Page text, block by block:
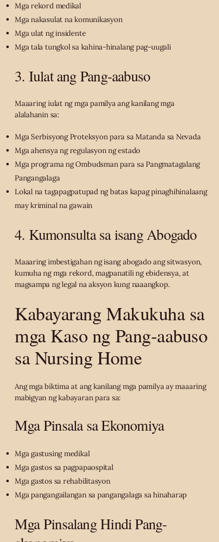
Mga rekord medikal
Mga nakasulat na komunikasyon
Mga ulat ng insidente
Mga tala tungkol sa kahina-hinalang pag-uugali
3. Iulat ang Pang-aabuso
Maaaring iulat ng mga pamilya ang kanilang mga
alalahanin sa:
Mga Serbisyong Proteksyon para sa Matanda sa Nevada
Mga ahensya ng regulasyon ng estado
Mga programa ng Ombudsman para sa Pangmatagalang
Pangangalaga
Lokal na tagapagpatupad ng batas kapag pinaghihinalaang
may kriminal na gawain
4. Kumonsulta sa isang Abogado
Maaaring imbestigahan ng isang abogado ang sitwasyon,
kumuha ng mga rekord, magpanatili ng ebidensya, at
magsampa ng legal na aksyon kung naaangkop.
Kabayarang Makukuha sa
mga Kaso ng Pang-aabuso
sa Nursing Home
Ang mga biktima at ang kanilang mga pamilya ay maaaring
mabigyan ng kabayaran para sa:
Mga Pinsala sa Ekonomiya
Mga gastusing medikal
Mga gastos sa pagpapaospital
Mga gastos sa rehabilitasyon
Mga pangangailangan sa pangangalaga sa hinaharap
Mga Pinsalang Hindi Pang-